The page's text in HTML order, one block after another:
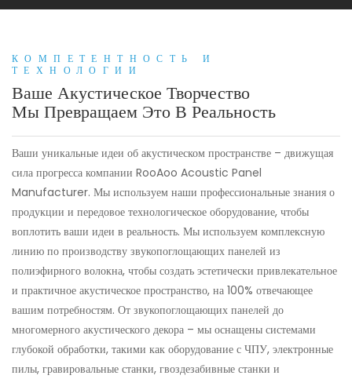
КОМПЕТЕНТНОСТЬ И
ТЕХНОЛОГИИ
Ваше Акустическое Творчество
Мы Превращаем Это В Реальность
Ваши уникальные идеи об акустическом пространстве – движущая
сила прогресса компании RooAoo Acoustic Panel
Manufacturer. Мы используем наши профессиональные знания о
продукции и передовое технологическое оборудование, чтобы
воплотить ваши идеи в реальность. Мы используем комплексную
линию по производству звукопоглощающих панелей из
полиэфирного волокна, чтобы создать эстетически привлекательное
и практичное акустическое пространство, на 100% отвечающее
вашим потребностям. От звукопоглощающих панелей до
многомерного акустического декора – мы оснащены системами
глубокой обработки, такими как оборудование с ЧПУ, электронные
пилы, гравировальные станки, гвоздезабивные станки и